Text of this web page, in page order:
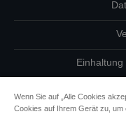
Wenn Sie auf „Alle Cookies
Cookies auf Ihrem Gerät zu,